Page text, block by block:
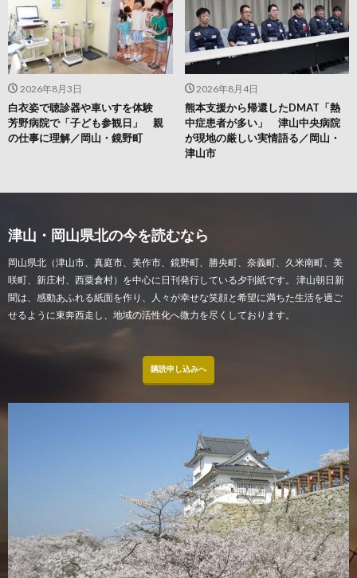
2026年8月4日
熊本支援から帰還したDMAT「熱
中症患者が多い」 津山中央病院
が現地の厳しい実情語る／岡山・
津山市
2026年8月3日
白衣姿で聴診器や車いすを体験
芳野病院で「子ども参観日」 親
の仕事に理解／岡山・鏡野町
津山・岡山県北の今を読むなら
岡山県北（津山市、真庭市、美作市、鏡野町、勝央町、奈義町、久米南町、美
咲町、新庄村、西粟倉村）を中心に日刊発行している夕刊紙です。 津山朝日新
聞は、感動あふれる紙面を作り、人々が幸せな笑顔と希望に満ちた生活を過ご
せるように東奔西走し、地域の活性化へ微力を尽くしております。
購読申し込みへ